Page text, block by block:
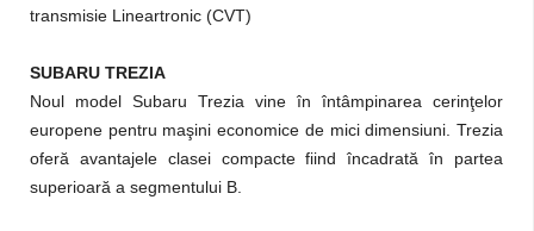
transmisie Lineartronic (CVT)
SUBARU TREZIA
Noul model Subaru Trezia vine în întâmpinarea cerinţelor
europene pentru maşini economice de mici dimensiuni. Trezia
oferă avantajele clasei compacte fiind încadrată în partea
superioară a segmentului B.